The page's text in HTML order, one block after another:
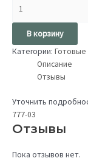
В корзину
Категории:
Описание
Отзывы
Уточнить
777-03
Отзывы
Пока отзывов нет.